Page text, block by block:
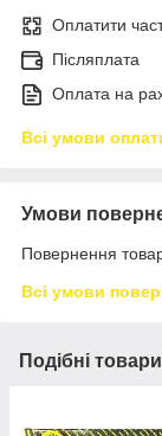
Оплатити
Післяплата
Оплата на
Всі умови
Умови
Повернення
Всі умови
Подібні